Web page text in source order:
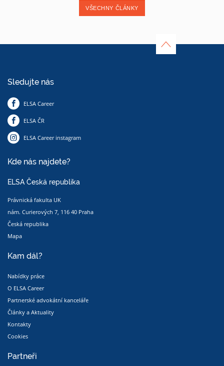
VŠECHNY ČLÁNKY
Sledujte nás
ELSA Career
ELSA ČR
ELSA Career instagram
Kde nás najdete?
ELSA Česká republika
Právnická fakulta UK
nám. Curierových 7, 116 40 Praha
Česká republika
Mapa
Kam dál?
Nabídky práce
O ELSA Career
Partnerské advokátní kanceláře
Články a Aktuality
Kontakty
Cookies
Partneři